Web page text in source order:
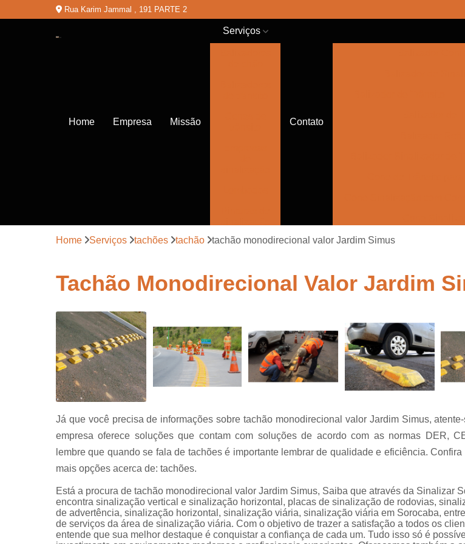
Rua Karim Jammal , 191 PARTE 2
Home Empresa Missão
Serviços
Placas de
segurança
Sinalização
de obra
Sinalização
horizontal
Sinalizações
Contato
Cone Sinalizador
Empresa de
Empresa de Sinalização
Empresa
Lombada com
Lombada de
Lombada Trânsito
Pintura de Sinalização
Pintura
Pintura
Placa de Sinalização de
Home Serviços tachões tachão tachão monodirecional valor Jardim Simus
Tachão Monodirecional Valor Jardim
Já que você precisa de informações sobre tachão monodirecional valor Jardim Simus,
empresa oferece soluções que contam com soluções de acordo com as normas DER,
lembre que quando se fala de tachões é importante lembrar de qualidade e eficiência.
mais opções acerca de: tachões.
Está a procura de tachão monodirecional valor Jardim Simus, Saiba que através da Sinalizar
encontra sinalização vertical e sinalização horizontal, placas de sinalização de rodovias,
de advertência, sinalização horizontal, sinalização viária, sinalização viária em Sorocaba,
de serviços da área de sinalização viária. Com o objetivo de trazer a satisfação a todos os
entende que sua melhor destaque é conquistar a confiança de cada um. Tudo isso só é